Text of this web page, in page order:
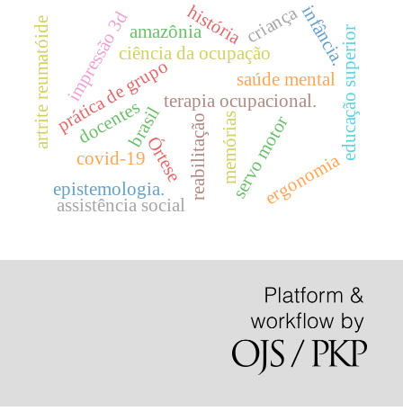
ciência da ocupação
prática de grupo saúde mental
terapia ocupacional.
brasil educação superior
história
memórias
Órtese
impressão 3d
artrite reumatóide
servo motor
reabilitação
docentes
ergonomia
covid-19
criança
epistemologia.
amazônia infância.
assistência social